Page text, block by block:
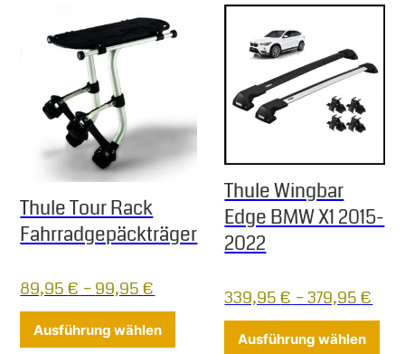
Thule Tour Rack
Fahrradgepäckträger
89,95€–99,95€
Ausführung wählen Dieses Produkt weist mehrere
Thule Wingbar
Edge BMW X1 2015-
2022
339,95€–379,95€
Ausführung wählen